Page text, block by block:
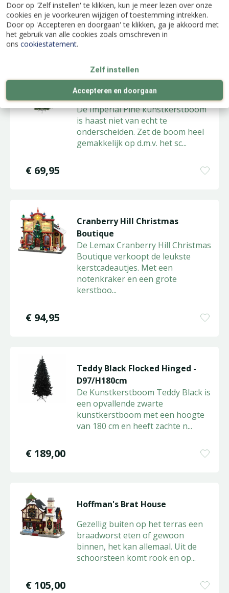
Door op 'Zelf instellen' te klikken, kun je meer lezen over onze
cookies en je voorkeuren wijzigen of toestemming intrekken.
Door op 'Accepteren en doorgaan' te klikken, ga je akkoord met
het gebruik van alle cookies zoals omschreven in
ons cookiestatement.
Zelf instellen
Accepteren en doorgaan
mogen eten en uitru...
€84,95
Imperial Pine - D117/H180cm
De Imperial Pine kunstkerstboom
is haast niet van echt te
onderscheiden. Zet de boom heel
gemakkelijk op d.m.v. het sc...
€ 69,95
Cranberry Hill Christmas
Boutique
De Lemax Cranberry Hill Christmas
Boutique verkoopt de leukste
kerstcadeautjes. Met een
notenkraker en een grote
kerstboo...
€ 94,95
Teddy Black Flocked Hinged -
D97/H180cm
De Kunstkerstboom Teddy Black is
een opvallende zwarte
kunstkerstboom met een hoogte
van 180 cm en heeft zachte n...
€ 189,00
Hoffman's Brat House
Gezellig buiten op het terras een
braadworst eten of gewoon
binnen, het kan allemaal. Uit de
schoorsteen komt rook en op...
€ 105,00